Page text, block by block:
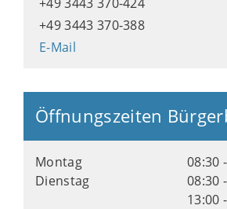
+49 3443 370-388
E-Mail
Öffnungszeiten
Montag
08:30
Dienstag
08:30
13:00